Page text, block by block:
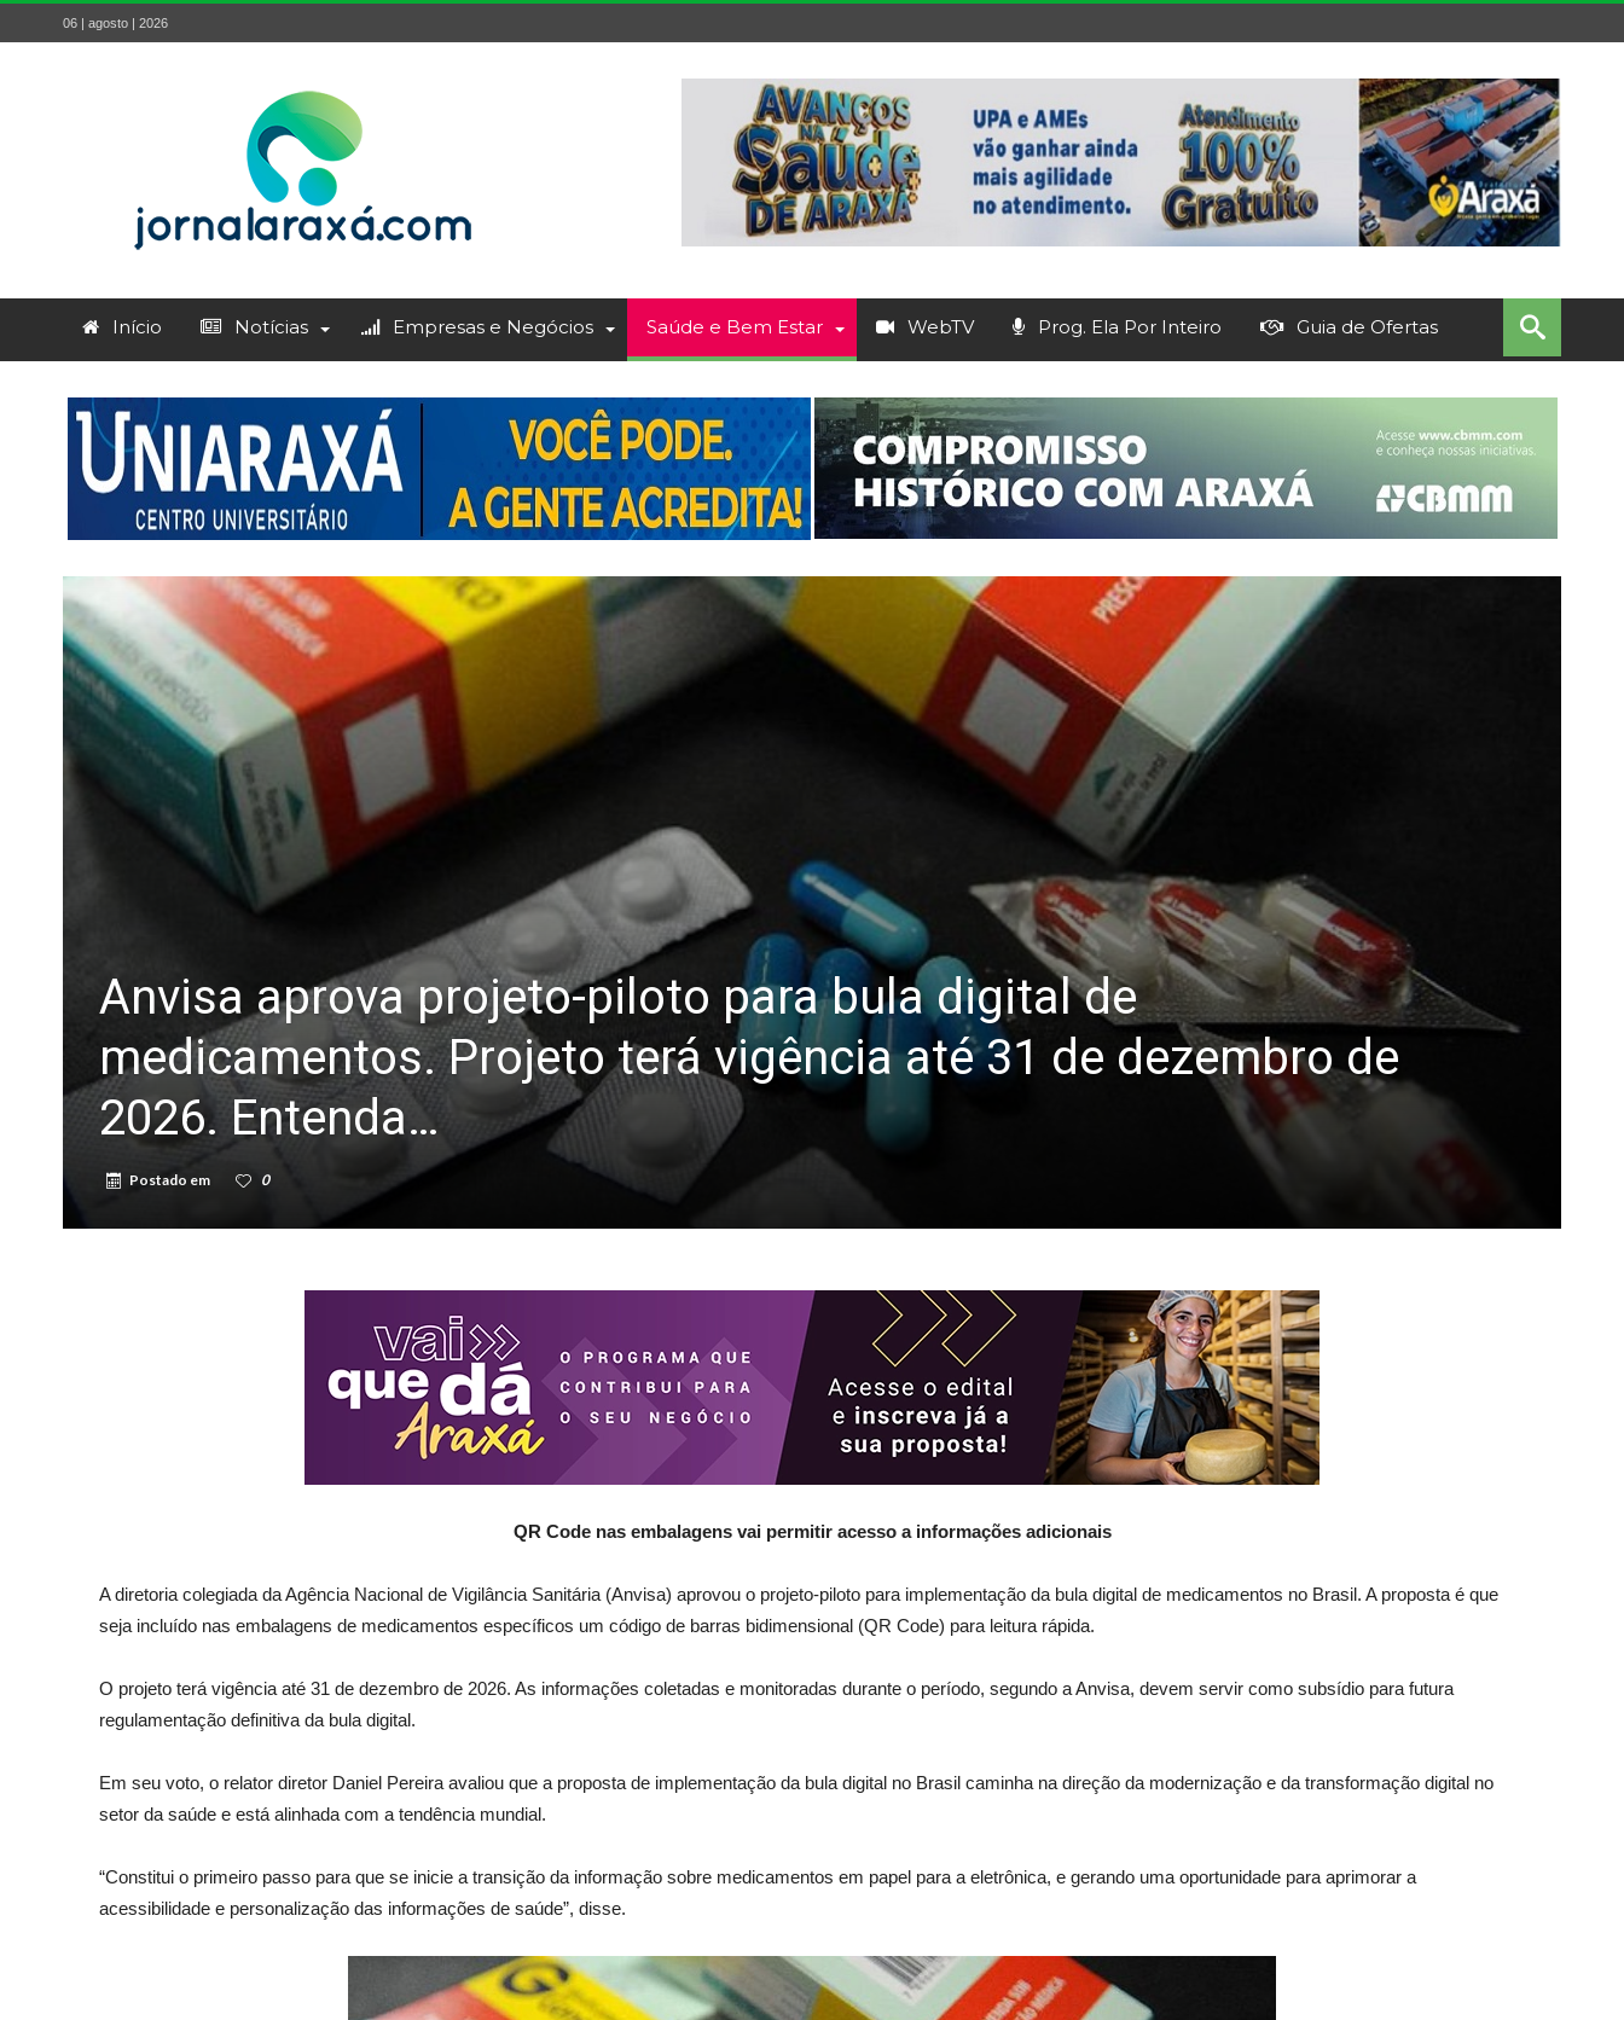
06 | agosto | 2026
Início Notícias Empresas e Negócios Saúde e Bem Estar WebTV Prog. Ela Por Inteiro Guia de Ofertas
Anvisa aprova projeto-piloto para bula digital de
medicamentos. Projeto terá vigência até 31 de dezembro de
2026. Entenda…
Postado em 0
QR Code nas embalagens vai permitir acesso a informações adicionais
A diretoria colegiada da Agência Nacional de Vigilância Sanitária (Anvisa) aprovou o projeto-piloto para implementação da bula digital de medicamentos no Brasil. A proposta é que
seja incluído nas embalagens de medicamentos específicos um código de barras bidimensional (QR Code) para leitura rápida.
O projeto terá vigência até 31 de dezembro de 2026. As informações coletadas e monitoradas durante o período, segundo a Anvisa, devem servir como subsídio para futura
regulamentação definitiva da bula digital.
Em seu voto, o relator diretor Daniel Pereira avaliou que a proposta de implementação da bula digital no Brasil caminha na direção da modernização e da transformação digital no
setor da saúde e está alinhada com a tendência mundial.
“Constitui o primeiro passo para que se inicie a transição da informação sobre medicamentos em papel para a eletrônica, e gerando uma oportunidade para aprimorar a
acessibilidade e personalização das informações de saúde”, disse.